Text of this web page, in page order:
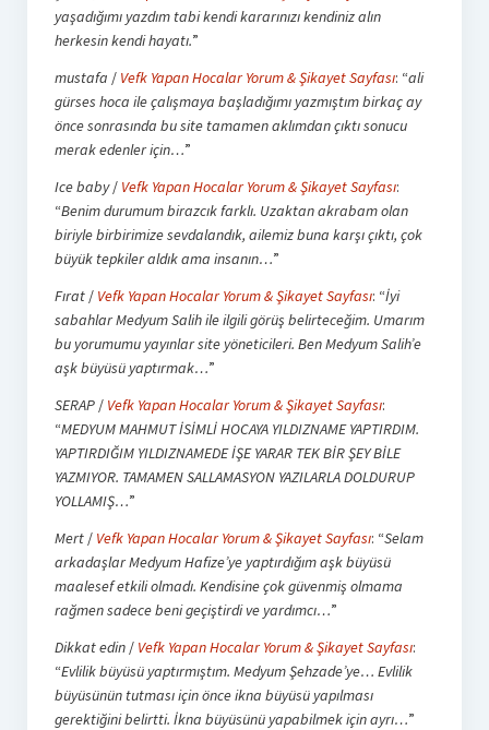
yaşadığımı yazdım tabi kendi kararınızı kendiniz alın
herkesin kendi hayatı.”
mustafa / Vefk Yapan Hocalar Yorum & Şikayet Sayfası: “ali
gürses hoca ile çalışmaya başladığımı yazmıştım birkaç ay
önce sonrasında bu site tamamen aklımdan çıktı sonucu
merak edenler için…”
Ice baby/ Vefk Yapan Hocalar Yorum & Şikayet Sayfası:
“Benim durumum birazcık farklı. Uzaktan akrabam olan
biriyle birbirimize sevdalandık, ailemiz buna karşı çıktı, çok
büyük tepkiler aldık ama insanın…”
Fırat/ Vefk Yapan Hocalar Yorum & Şikayet Sayfası: “İyi
sabahlar Medyum Salih ile ilgili görüş belirteceğim. Umarım
bu yorumumu yayınlar site yöneticileri. Ben Medyum Salih’e
aşk büyüsü yaptırmak…”
SERAP/ Vefk Yapan Hocalar Yorum & Şikayet Sayfası:
“MEDYUM MAHMUT İSİMLİ HOCAYA YILDIZNAME YAPTIRDIM.
YAPTIRDIĞIM YILDIZNAMEDE İŞE YARAR TEK BİR ŞEY BİLE
YAZMIYOR. TAMAMEN SALLAMASYON YAZILARLA DOLDURUP
YOLLAMIŞ…”
Mert/ Vefk Yapan Hocalar Yorum & Şikayet Sayfası: “Selam
arkadaşlar Medyum Hafize’ye yaptırdığım aşk büyüsü
maalesef etkili olmadı. Kendisine çok güvenmiş olmama
rağmen sadece beni geçiştirdi ve yardımcı…”
Dikkat edin/ Vefk Yapan Hocalar Yorum & Şikayet Sayfası:
“Evlilik büyüsü yaptırmıştım. Medyum Şehzade’ye… Evlilik
büyüsünün tutması için önce ikna büyüsü yapılması
gerektiğini belirtti. İkna büyüsünü yapabilmek için ayrı…”